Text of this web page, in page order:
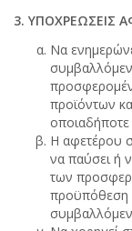
3. ΥΠΟΧΡΕΩΣΕΙΣ
Να
προϊόντων
Η αφετέρου
να παύσει ή
των
προϋπόθεση